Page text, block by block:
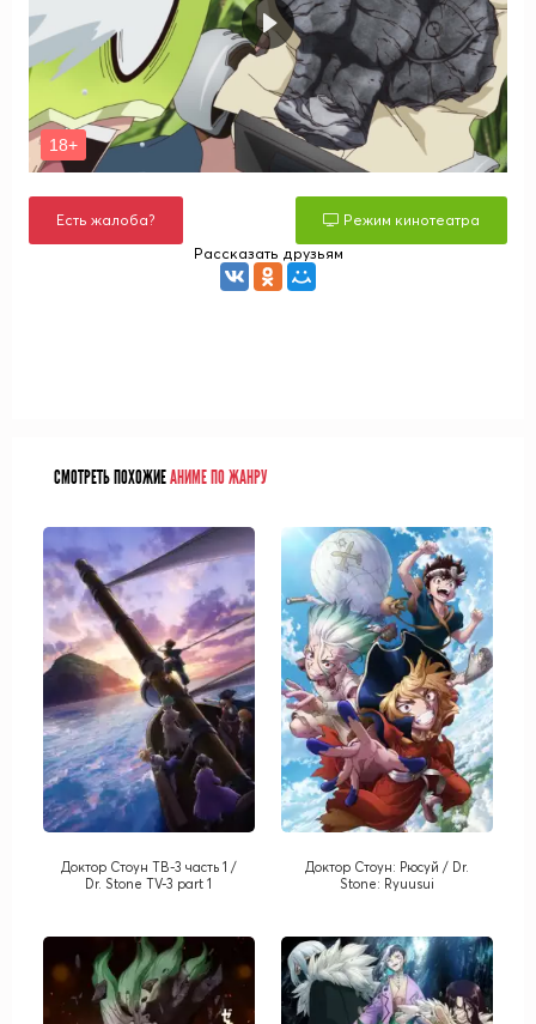
Есть жалоба?
Режим кинотеатра
Рассказать друзьям
СМОТРЕТЬ ПОХОЖИЕАНИМЕ ПО ЖАНРУ
Доктор Стоун ТВ-3 часть 1 /
Dr. Stone TV-3 part 1
Доктор Стоун: Рюсуй / Dr.
Stone: Ryuusui